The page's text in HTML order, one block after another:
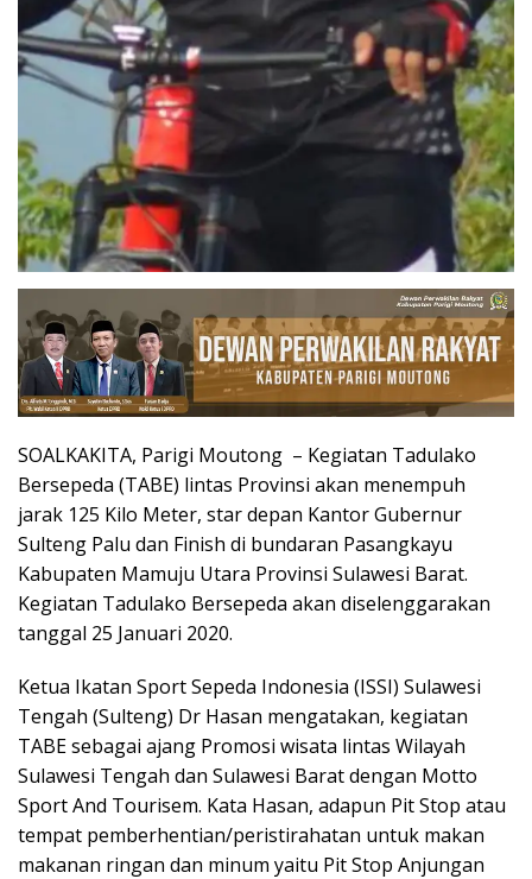
SOALKAKITA, Parigi Moutong – Kegiatan Tadulako
Bersepeda (TABE) lintas Provinsi akan menempuh
jarak 125 Kilo Meter, star depan Kantor Gubernur
Sulteng Palu dan Finish di bundaran Pasangkayu
Kabupaten Mamuju Utara Provinsi Sulawesi Barat.
Kegiatan Tadulako Bersepeda akan diselenggarakan
tanggal 25 Januari 2020.
Ketua Ikatan Sport Sepeda Indonesia (ISSI) Sulawesi
Tengah (Sulteng) Dr Hasan mengatakan, kegiatan
TABE sebagai ajang Promosi wisata lintas Wilayah
Sulawesi Tengah dan Sulawesi Barat dengan Motto
Sport And Tourisem. Kata Hasan, adapun Pit Stop atau
tempat pemberhentian/peristirahatan untuk makan
makanan ringan dan minum yaitu Pit Stop Anjungan